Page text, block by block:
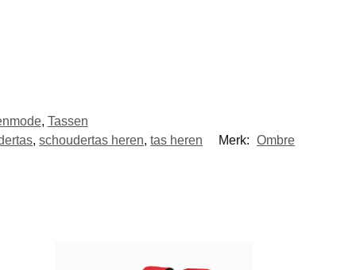
, Tassen
, schoudertas heren, tas heren Merk: Ombre